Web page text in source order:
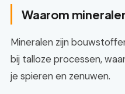
Waarom
Mineralen zijn
bij talloze processen,
je spieren en zenuwen.